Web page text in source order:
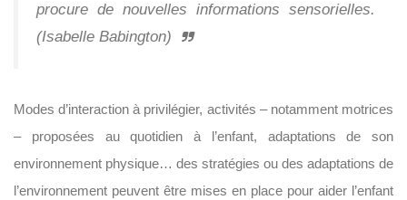
procure de nouvelles informations sensorielles.
(Isabelle Babington)
Modes d’interaction à privilégier, activités – notamment motrices
– proposées au quotidien à l’enfant, adaptations de son
environnement physique… des stratégies ou des adaptations de
l’environnement peuvent être mises en place pour aider l’enfant